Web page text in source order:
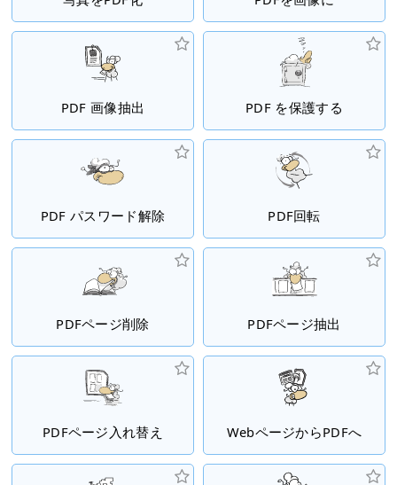
PDF 画像抽出 PDF を保護する
PDF パスワード解除 PDF回転
PDFページ削除 PDFページ抽出
PDFページ入れ替え WebページからPDFへ